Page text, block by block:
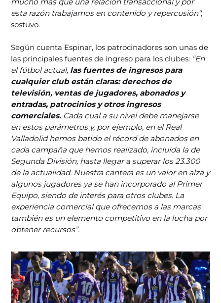
esta razón trabajamos en contenido y repercusión",
sostuvo.
Según cuenta Espinar, los patrocinadores son unas de
las principales fuentes de ingreso para los clubes: “En
el fútbol actual, las fuentes de ingresos para
cualquier club están claras: derechos de
televisión, ventas de jugadores, abonados y
entradas, patrocinios y otros ingresos
comerciales. Cada cual a su nivel debe manejarse
en estos parámetros y, por ejemplo, en el Real
Valladolid hemos batido el récord de abonados en
cada campaña que hemos realizado, incluida la de
Segunda División, hasta llegar a superar los 23.300
de la actualidad. Nuestra cantera es un valor en alza y
algunos jugadores ya se han incorporado al Primer
Equipo, siendo de interés para otros clubes. La
experiencia comercial que ofrecemos a las marcas
también es un elemento competitivo en la lucha por
obtener recursos”.